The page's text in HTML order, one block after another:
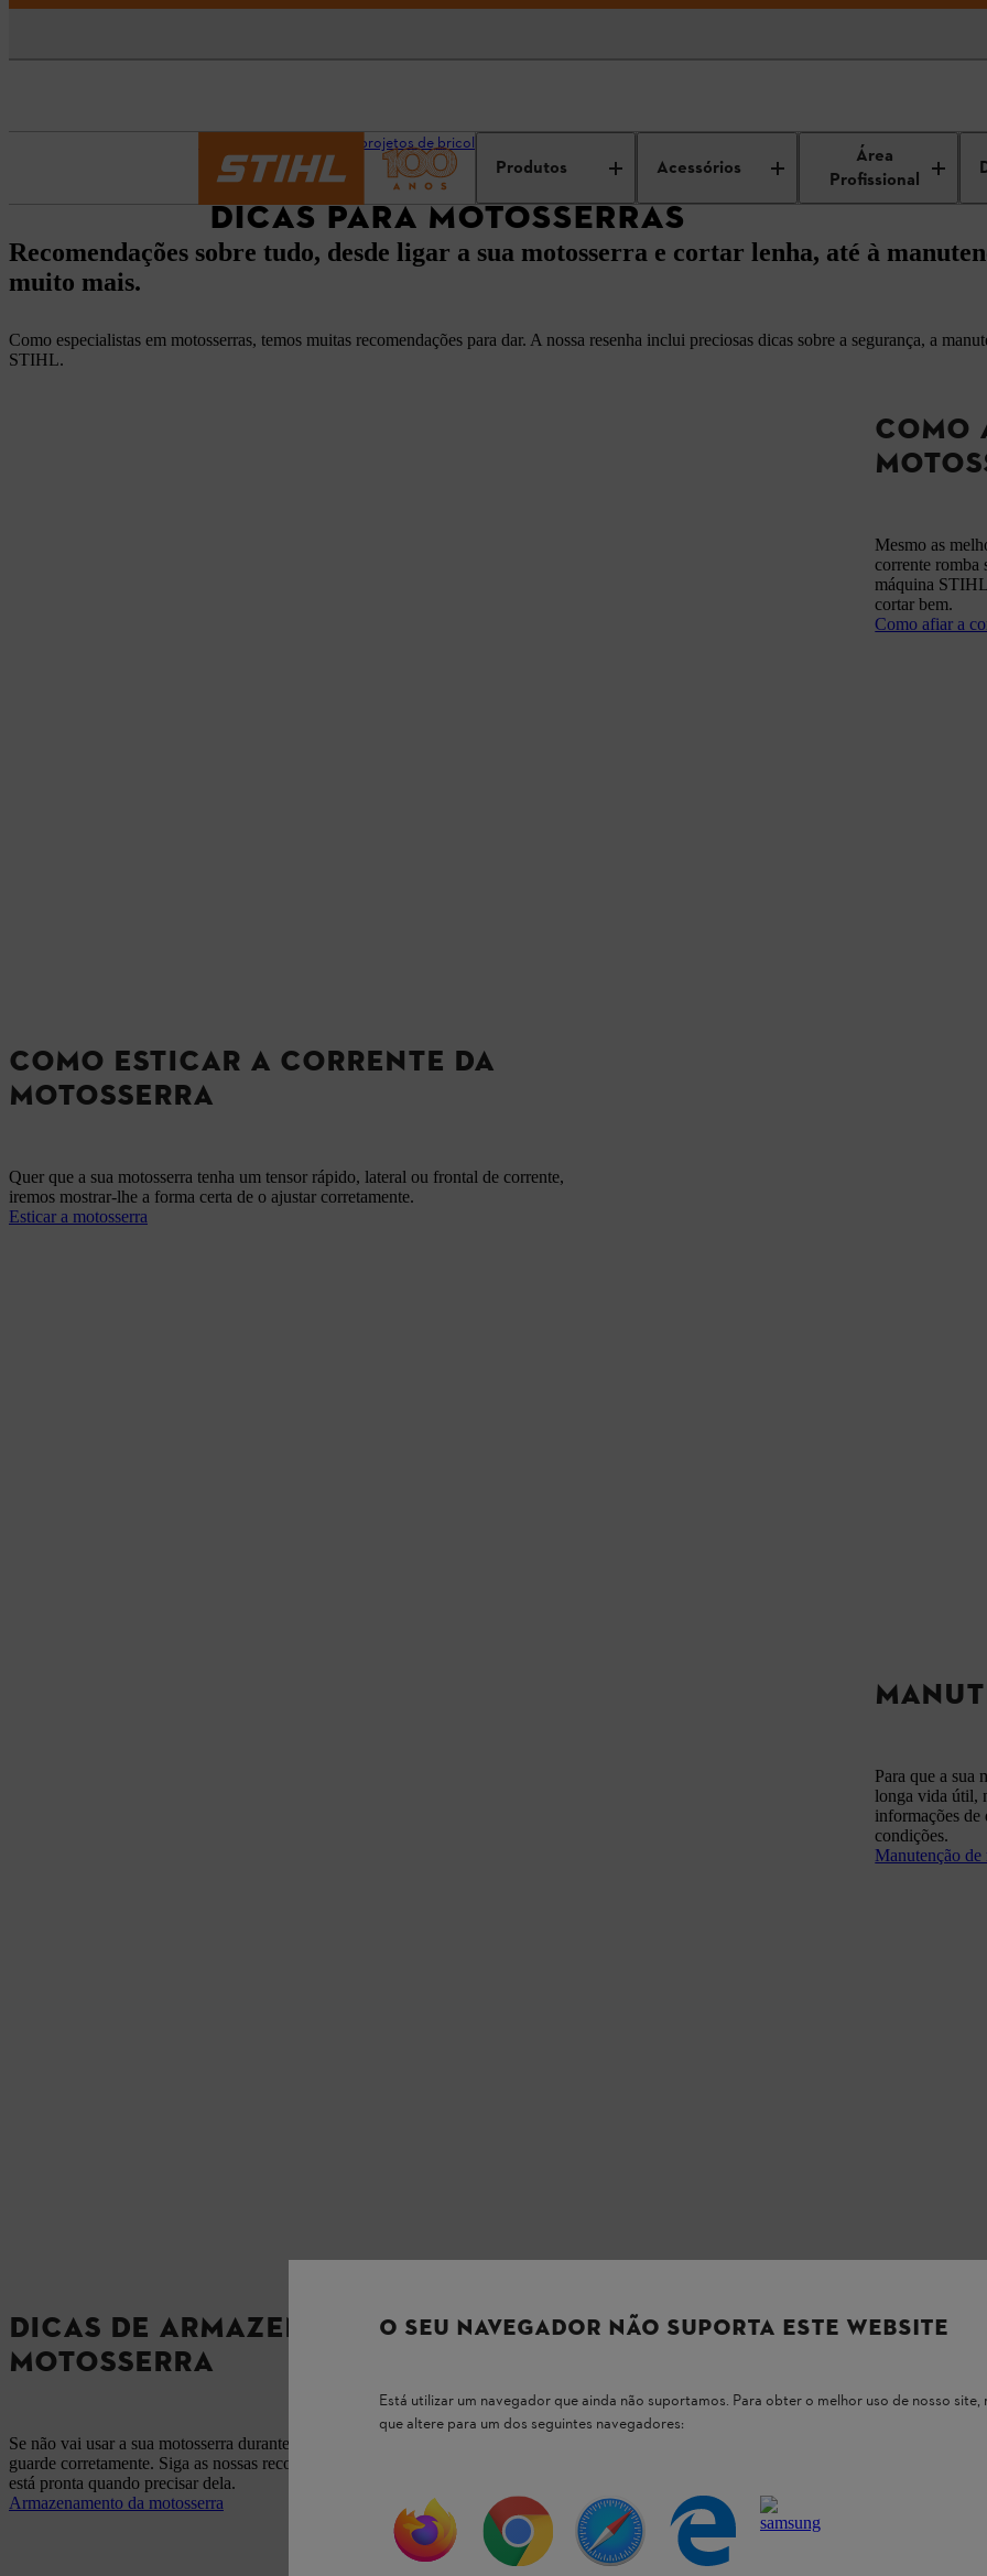
Produtos Acessórios
Área
Profissional
Dicas e projetos de bricolage e jardim Operação e manutenção de máquinas de jardinagem
DICAS PARA MOTOSSERRAS
Recomendações sobre tudo, desde ligar a sua motosserra e cortar lenha, até à
muito mais.
Como especialistas em motosserras, temos muitas recomendações para dar. A nossa resenha inclui preciosas dicas sobre a segurança, a
STIHL.
COMO
Mesmo as
corrente romba
máquina
cortar bem.
Como afiar a
COMO ESTICAR A CORRENTE DA
MOTOSSERRA
Quer que a sua motosserra tenha um tensor rápido, lateral ou frontal de corrente,
iremos mostrar-lhe a forma certa de o ajustar corretamente.
Esticar a motosserra
Para que a sua
longa vida útil,
informações de
condições.
Manutenção de
DICAS DE ARMAZENAMENTO DA
MOTOSSERRA
Se não vai usar a sua motosserra durante um longo período, é importante que a
guarde corretamente. Siga as nossas recomendações para garantir que a sua máquina
está pronta quando precisar dela.
Armazenamento da motosserra
O SEU NAVEGADOR NÃO SUPORTA ESTE WEBSITE
Está utilizar um navegador que ainda não suportamos. Para obter o melhor uso de nosso site,
que altere para um dos seguintes navegadores: